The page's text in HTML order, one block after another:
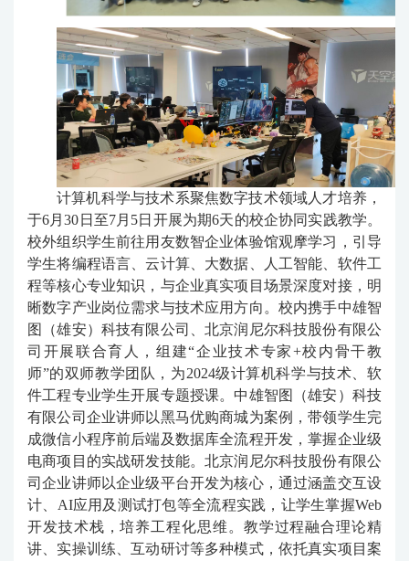
计算机科学与技术系聚焦数字技术领域人才培养，
于6月30日至7月5日开展为期6天的校企协同实践教学。
校外组织学生前往用友数智企业体验馆观摩学习，引导
学生将编程语言、云计算、大数据、人工智能、软件工
程等核心专业知识，与企业真实项目场景深度对接，明
晰数字产业岗位需求与技术应用方向。校内携手中雄智
图（雄安）科技有限公司、北京润尼尔科技股份有限公
司开展联合育人，组建“企业技术专家+校内骨干教
师”的双师教学团队，为2024级计算机科学与技术、软
件工程专业学生开展专题授课。中雄智图（雄安）科技
有限公司企业讲师以黑马优购商城为案例，带领学生完
成微信小程序前后端及数据库全流程开发，掌握企业级
电商项目的实战研发技能。北京润尼尔科技股份有限公
司企业讲师以企业级平台开发为核心，通过涵盖交互设
计、AI应用及测试打包等全流程实践，让学生掌握Web
开发技术栈，培养工程化思维。 教学过程融合理论精
讲、实操训练、互动研讨等多种模式，依托真实项目案